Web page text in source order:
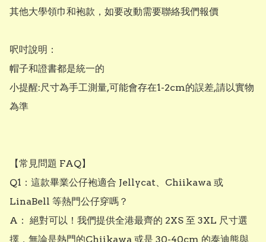
其他大學領巾和袍款，如要改動需要聯絡我們報價
呎吋說明：
帽子和證書都是統一的
小提醒:尺寸為手工測量,可能會存在1-2cm的誤差,請以實物
為準
【常見問題 FAQ】
Q1：這款畢業公仔袍適合 Jellycat、Chiikawa 或
LinaBell 等熱門公仔穿嗎？
A： 絕對可以！我們提供全港最齊的 2XS 至 3XL 尺寸選
擇，無論是熱門的Chiikawa 或是 30-40cm 的泰迪熊與